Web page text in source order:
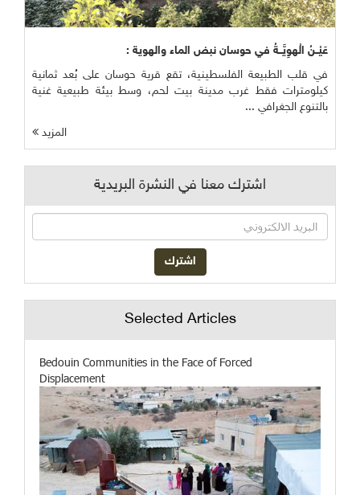
عَيْــنُ الْهوِيَّــةُ في حوسان نبض الماء والهوية :
في قلب الطبيعة الفلسطينية، تقع قرية حوسان على بُعد ثمانية
كيلومترات فقط غرب مدينة بيت لحم، وسط بيئة طبيعية غنية
بالتنوع الجغرافي ...
المزيد
اشترك معنا في النشرة البريدية
Selected Articles
Bedouin Communities in the Face of Forced
Displacement